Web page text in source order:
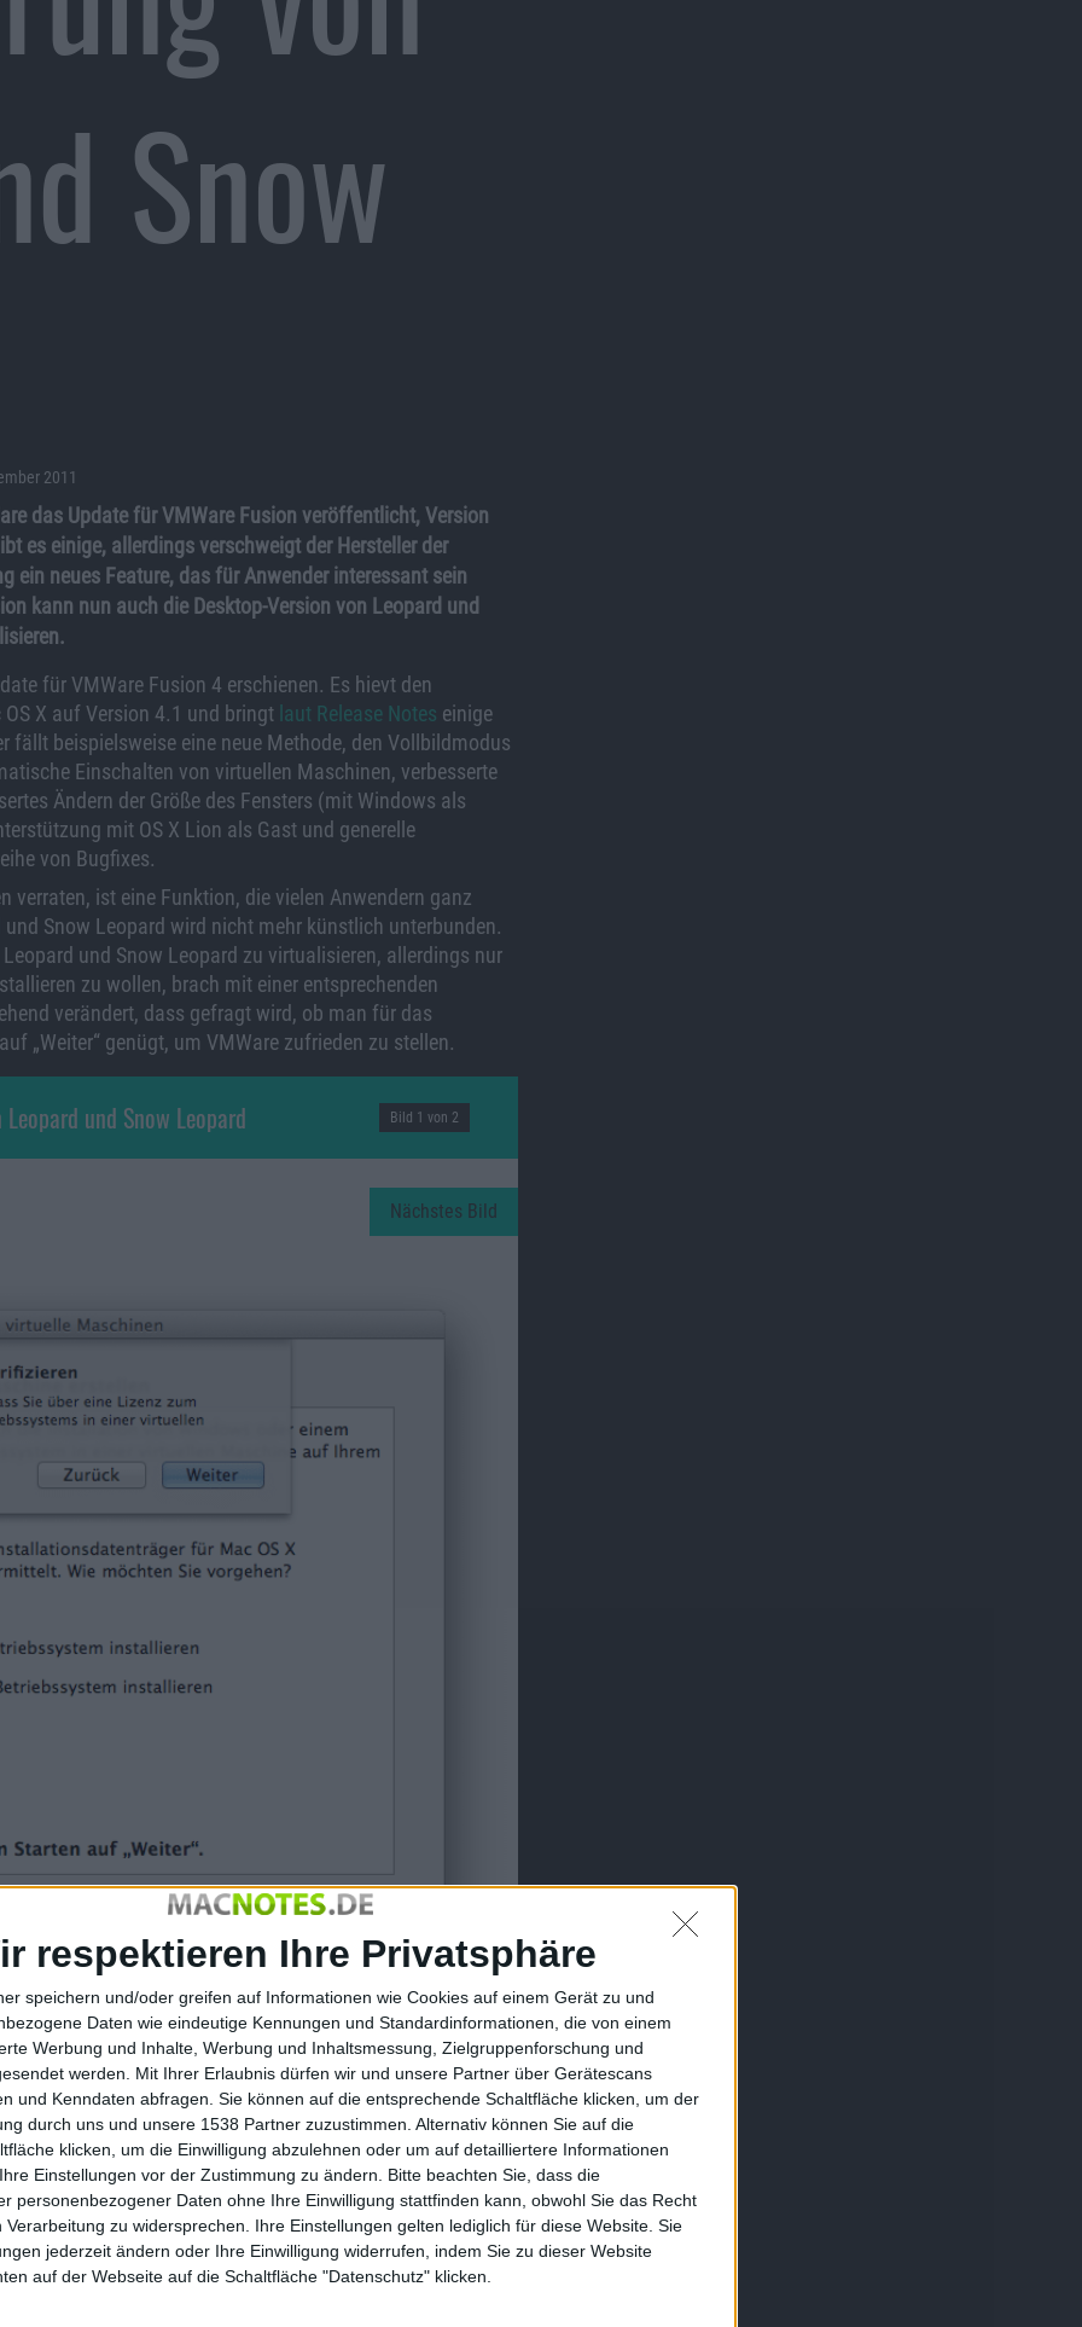
respektieren Ihre Privatsphäre
speichern und/oder greifen auf Informationen wie Cookies auf einem Gerät zu und
Daten wie eindeutige Kennungen und Standardinformationen, die von einem
Werbung und Inhalte, Werbung und Inhaltsmessung, Zielgruppenforschung und
werden.
Mit Ihrer Erlaubnis dürfen wir und unsere Partner über Gerätescans
und Kenndaten abfragen. Sie können auf die entsprechende Schaltfläche klicken, um der
durch uns und unsere 1538 Partner zuzustimmen. Alternativ können Sie auf die
klicken, um die Einwilligung abzulehnen oder um auf detailliertere Informationen
Einstellungen vor der Zustimmung zu ändern.
Bitte beachten Sie, dass die
personenbezogener Daten ohne Ihre Einwilligung stattfinden kann, obwohl Sie das Recht
Verarbeitung zu widersprechen. Ihre Einstellungen gelten lediglich für diese Website. Sie
jederzeit ändern oder Ihre Einwilligung widerrufen, indem Sie zu dieser Website
auf der Webseite auf die Schaltfläche "Datenschutz" klicken.
Snow
2011
das Update für VMWare Fusion veröffentlicht, Version
es einige, allerdings verschweigt der Hersteller der
ein neues Feature, das für Anwender interessant sein
kann nun auch die Desktop-Version von Leopard und
für VMWare Fusion 4 erschienen. Es hievt den
X auf Version 4.1 und bringt laut Release Notes einige
fällt beispielsweise eine neue Methode, den Vollbildmodus
Einschalten von virtuellen Maschinen, verbesserte
Ändern der Größe des Fensters (mit Windows als
mit OS X Lion als Gast und generelle
von Bugfixes.
verraten, ist eine Funktion, die vielen Anwendern ganz
und Snow Leopard wird nicht mehr künstlich unterbunden.
und Snow Leopard zu virtualisieren, allerdings nur
zu wollen, brach mit einer entsprechenden
verändert, dass gefragt wird, ob man für das
„Weiter“ genügt, um VMWare zufrieden zu stellen.
und Snow Leopard Bild 1 von 2
Nächstes Bild
(785x601 Pixel, 58 kB).
Beispielsweise ist es somit möglich, alte
Macs den Binärübersetzer Rosetta, der ab Lion nicht mehr
auch für Entwickler, die ihre Software auf älteren